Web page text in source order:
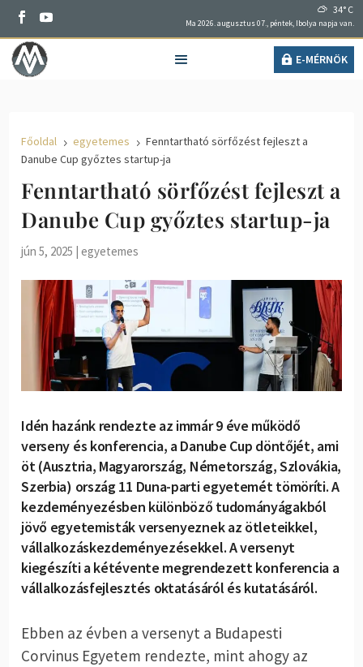
34° C
Ma 2026. augusztus 07., péntek, Ibolya napja van.
E-MÉRNÖK
Főoldal 5 egyetemes 5 Fenntartható sörfőzést fejleszt a
Danube Cup győztes startup-ja
Fenntartható sörfőzést fejleszt a
Danube Cup győztes startup-ja
jún 5, 2025 |egyetemes
Idén hazánk rendezte az immár 9 éve működő
verseny és konferencia, a Danube Cup döntőjét, ami
öt (Ausztria, Magyarország, Németország, Szlovákia,
Szerbia) ország 11 Duna-parti egyetemét tömöríti. A
kezdeményezésben különböző tudományágakból
jövő egyetemisták versenyeznek az ötleteikkel,
vállalkozáskezdeményezésekkel. A versenyt
kiegészíti a kétévente megrendezett konferencia a
vállalkozásfejlesztés oktatásáról és kutatásáról.
Ebben az évben a versenyt a Budapesti
Corvinus Egyetem rendezte, mint ahogy az